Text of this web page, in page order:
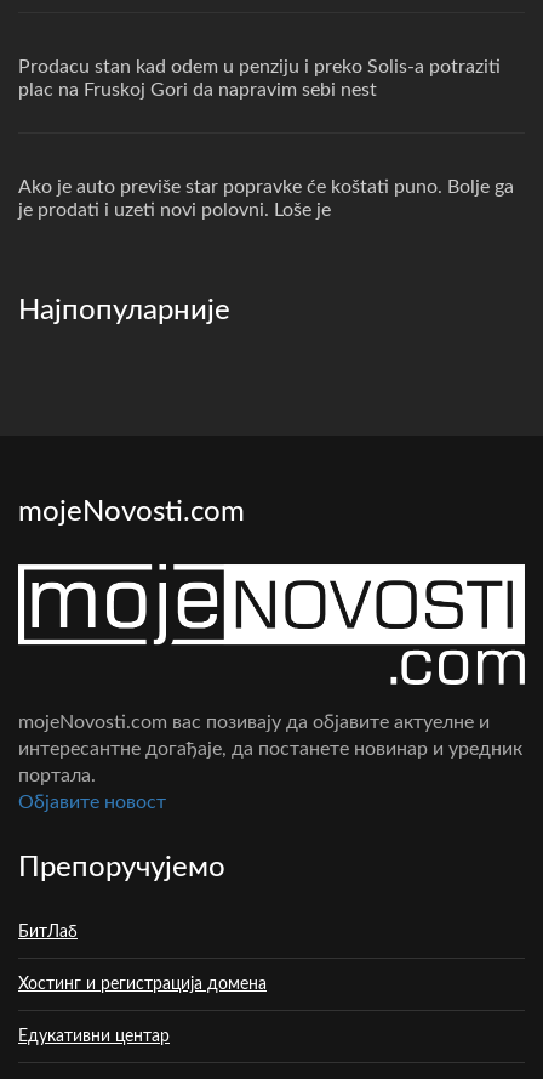
Prodacu stan kad odem u penziju i preko Solis-a potraziti
plac na Fruskoj Gori da napravim sebi nest
Ako je auto previše star popravke će koštati puno. Bolje ga
je prodati i uzeti novi polovni. Loše je
Најпопуларније
mojeNovosti.com
mojeNovosti.com вас позивају да објавите актуелне и
интересантне догађаје, да постанете новинар и уредник
портала.
Oбјавите новост
Препоручујемо
БитЛаб
Хостинг и регистрација домена
Едукативни центар